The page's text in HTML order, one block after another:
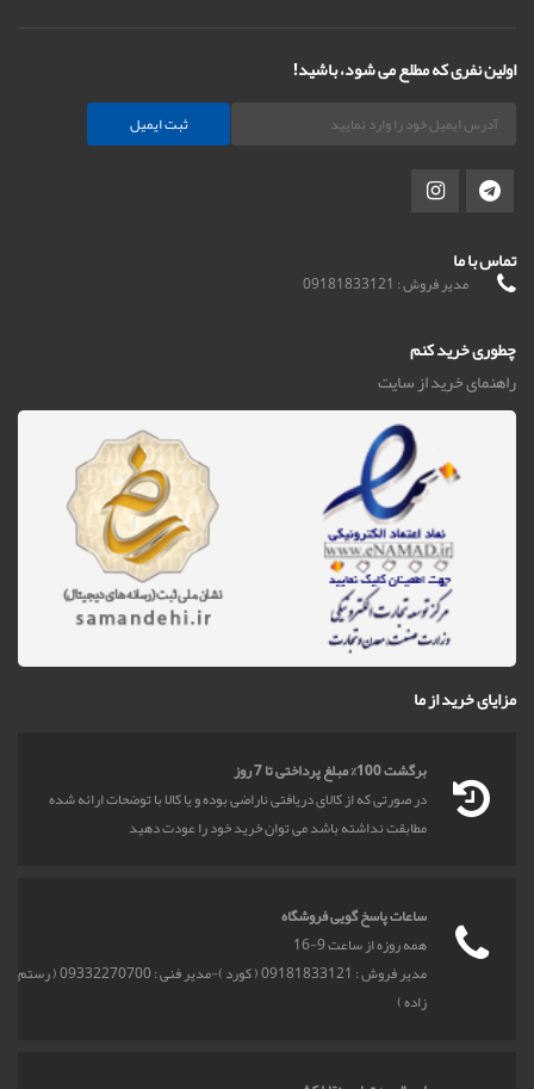
اولین نفری که مطلع می شود، باشید!
ثبت ایمیل
تماس با ما
مدیر فروش : 09181833121
چطوری خرید کنم
راهنمای خرید از سایت
مزایای خرید از ما
برگشت 100% مبلغ پرداختی تا 7 روز
در صورتی که از کالای دریافتی ناراضی بوده و یا کالا با توضحات ارائه شده
مطابقت نداشته باشد می توان خرید خود را عودت دهید
ساعات پاسخ گویی فروشگاه
همه روزه از ساعت 9-16
مدیر فروش : 09181833121 ( کورد )-مدیر فنی : 09332270700 ( رستم
زاده )